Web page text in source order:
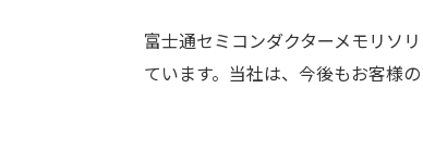
富士通セミコンダクターメモリソ
ています。当社は、今後もお客様